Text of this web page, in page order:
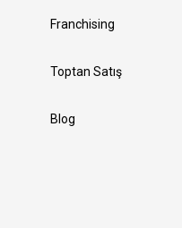
Franchising
Toptan Satış
Blog